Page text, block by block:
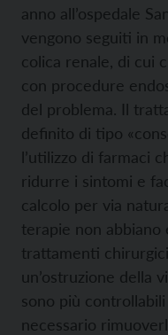
anno all’ospedale
vengono seguiti in
colica renale, di cui
con procedure
del problema. Il
definito di tipo
l’utilizzo di farmaci
ridurre i sintomi e
calcolo per via
terapie non
trattamenti
un’ostruzione della
sono più
necessario